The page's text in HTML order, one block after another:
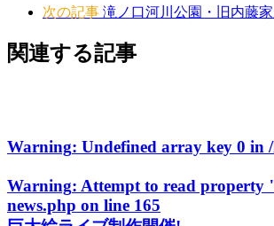
次の記事 滝ノ口河川公園・旧内藤
関連する記事
Warning: Undefined array key 0 in
Warning: Attempt to read
news.php on line 165